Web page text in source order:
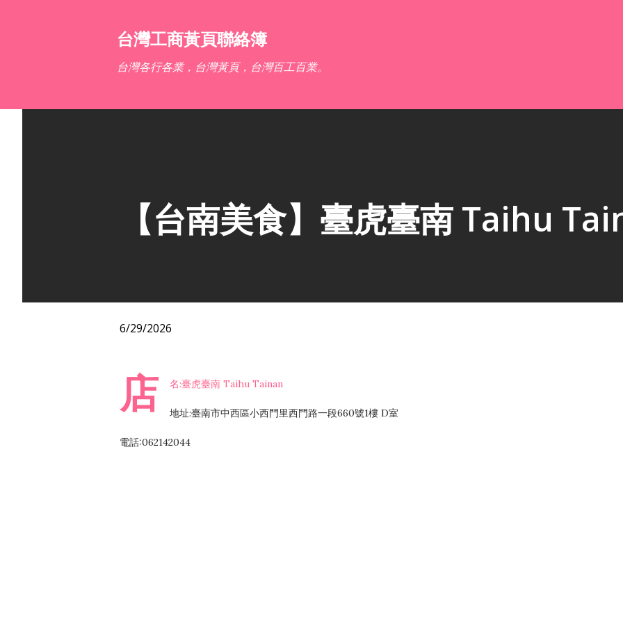
台灣工商黃頁聯絡簿
台灣各行各業，台灣黃頁，台灣百工百業。
【台南美食】臺虎臺南 Taihu
6/29/2026
店 名:臺虎臺南 Taihu Tainan
地址:臺南市中西區小西門里西門路一段660號1樓 D室
電話:062142044